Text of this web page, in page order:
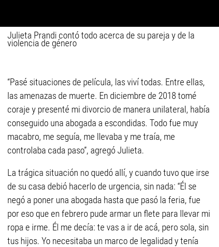
Julieta Prandi contó todo acerca de su pareja y de la
violencia de género
“Pasé situaciones de película, las viví todas. Entre ellas,
las amenazas de muerte. En diciembre de 2018 tomé
coraje y presenté mi divorcio de manera unilateral, había
conseguido una abogada a escondidas. Todo fue muy
macabro, me seguía, me llevaba y me traía, me
controlaba cada paso”, agregó Julieta.
La trágica situación no quedó allí, y cuando tuvo que irse
de su casa debió hacerlo de urgencia, sin nada: “Él se
negó a poner una abogada hasta que pasó la feria, fue
por eso que en febrero pude armar un flete para llevar mi
ropa e irme. Él me decía: te vas a ir de acá, pero sola, sin
tus hijos. Yo necesitaba un marco de legalidad y tenía